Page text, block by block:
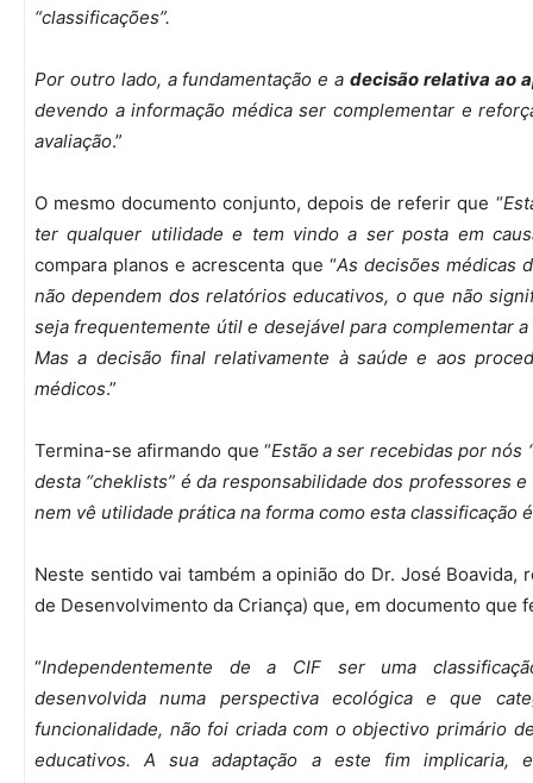
“classificações”.
Por outro lado, a fundamentação e adecisão relativa ao
devendo a informação médica ser complementar e
avaliação.”
O mesmo documento conjunto, depois de referir que “
ter qualquer utilidade e tem vindo a ser posta em
compara planos e acrescenta que “As decisões médicas
não dependem dos relatórios educativos, o que não
seja frequentemente útil e desejável para complementar
Mas a decisão final relativamente à saúde e aos
médicos.”
Termina-se afirmando que “Estão a ser recebidas por nós
desta “cheklists” é da responsabilidade dos professores
nem vê utilidade prática na forma como esta classificação
Neste sentido vai também a opinião do Dr. José Boavida,
de Desenvolvimento da Criança) que, em documento que
“Independentemente de a CIF ser uma
desenvolvida numa perspectiva ecológica e que
funcionalidade, não foi criada com o objectivo primário
educativos. A sua adaptação a este fim implicaria,